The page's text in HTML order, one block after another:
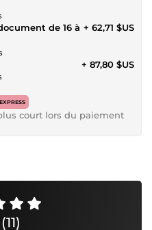
de 16 à + 62,71 $US
+ 87,80 $US
EXPRESS
court lors du paiement
(11)